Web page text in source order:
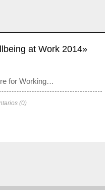
at Work 2014»
for Working…
(0)